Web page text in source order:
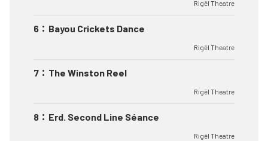
Rigël Theatre
6 ： Bayou Crickets Dance
Rigël Theatre
7 ： The Winston Reel
Rigël Theatre
8 ： Erd. Second Line Séance
Rigël Theatre